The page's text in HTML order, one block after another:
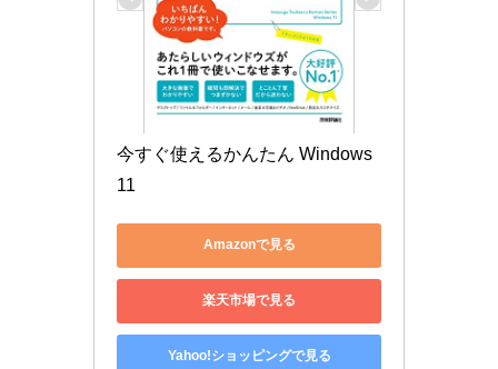
今すぐ使えるかんたん Windows
11
Amazonで見る
楽天市場で見る
Yahoo!ショッピングで見る